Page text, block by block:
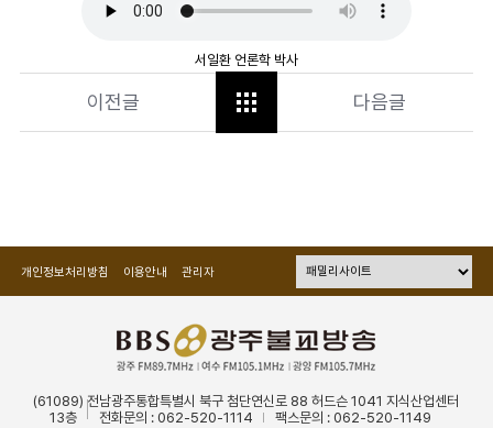
서일환 언론학 박사
이전글 다음글
개인정보처리방침 이용안내 관리자
(61089) 전남광주통합특별시 북구 첨단연신로 88 허드슨 1041 지식산업센터
13층
전화문의 : 062-520-1114 팩스문의 : 062-520-1149